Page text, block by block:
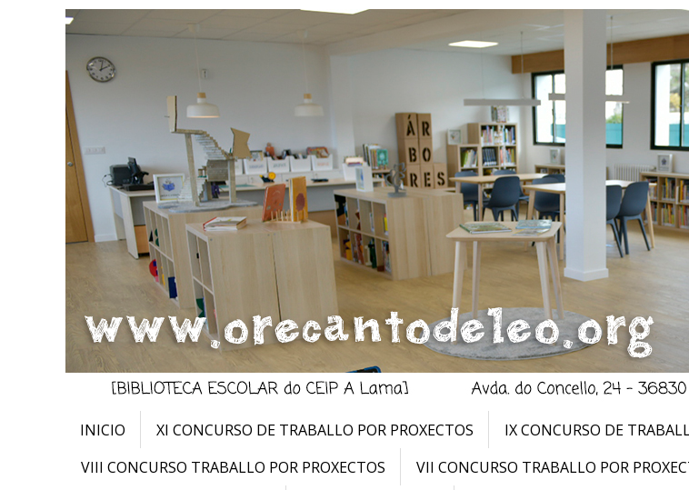
INICIO XI CONCURSO DE TRABALLO POR PROXECTOS
IX CONCURSO DE
VIII CONCURSO TRABALLO POR PROXECTOS
VII CONCURSO TRABALLO POR